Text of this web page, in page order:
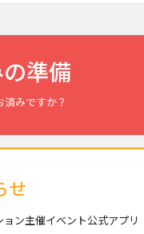
準備
みですか？
せ
ン主催イベント公式アプリ